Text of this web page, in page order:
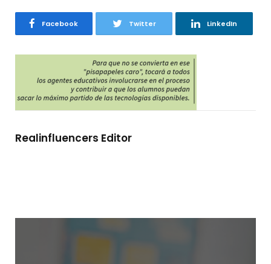
Facebook Twitter LinkedIn
Realinfluencers Editor